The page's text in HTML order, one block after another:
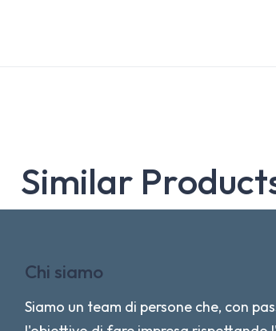
Similar
Chi siamo
Siamo un team di persone che, con